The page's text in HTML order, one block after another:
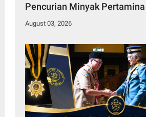
Pencurian Minyak Pertamina
Diketahui
August 03, 2026